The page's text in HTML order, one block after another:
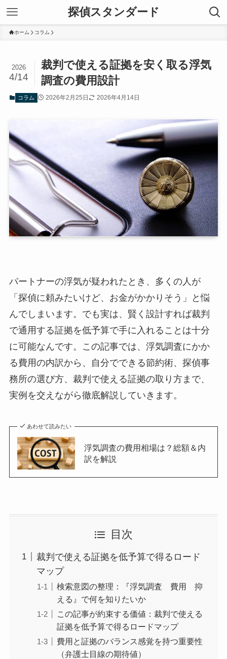
探偵スタンダード
ホーム コラム
裁判で使える証拠を安く取る浮気
調査の費用設計
2026
4/14
コラム 2026年2月25日 2026年4月14日
パートナーの浮気が疑われたとき、多くの人が
「探偵に頼みたいけど、お金がかかりそう」と悩
んでしまいます。でも実は、賢く設計すれば裁判
で通用する証拠を低予算で手に入れることは十分
に可能なんです。この記事では、浮気調査にかか
る費用の内訳から、自分でできる節約術、探偵事
務所の選び方、裁判で使える証拠の取り方まで、
実例を交えながら徹底解説していきます。
あわせて読みたい
浮気調査の費用相場は？総額＆内
訳を解説
目次
裁判で使える証拠を低予算で得るロード
マップ
検索意図の整理：『浮気調査 費用 抑
える』で何を知りたいか
この記事が約束する価値：裁判で使える
証拠を低予算で得るロードマップ
費用と証拠のバランス感覚を持つ重要性
（弁護士目線の期待値）